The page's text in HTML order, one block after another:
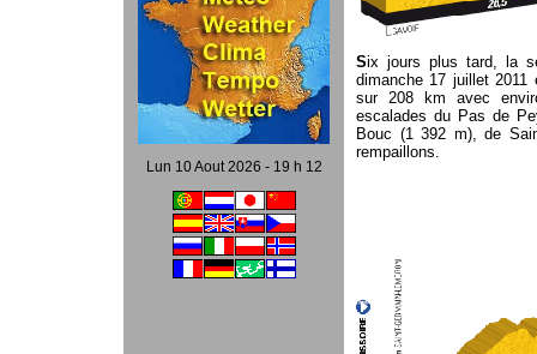
Lun 10 Aout 2026 - 19 h 12
Six jours plus tard, la
dimanche 17 juillet 2011
sur 208 km avec
escalades du Pas de
Bouc (1 392 m), de
rempaillons.